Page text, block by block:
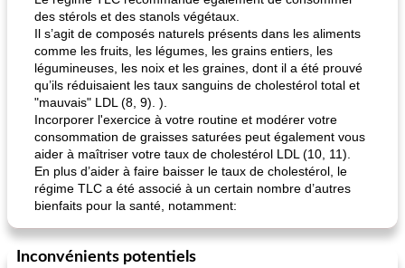
des stérols et des stanols végétaux.
Il s’agit de composés naturels présents dans les aliments
comme les fruits, les légumes, les grains entiers, les
légumineuses, les noix et les graines, dont il a été prouvé
qu’ils réduisaient les taux sanguins de cholestérol total et
"mauvais" LDL (8, 9). ).
Incorporer l'exercice à votre routine et modérer votre
consommation de graisses saturées peut également vous
aider à maîtriser votre taux de cholestérol LDL (10, 11).
En plus d’aider à faire baisser le taux de cholestérol, le
régime TLC a été associé à un certain nombre d’autres
bienfaits pour la santé, notamment:
Inconvénients potentiels